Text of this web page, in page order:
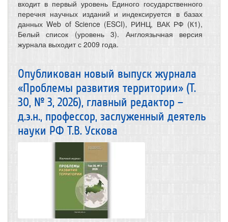
входит в первый уровень Единого государственного
перечня научных изданий и индексируется в базах
данных Web of Science (ESCI), РИНЦ, ВАК РФ (К1),
Белый список (уровень 3). Англоязычная версия
журнала выходит с 2009 года.
Опубликован новый выпуск журнала
«Проблемы развития территории» (Т.
30, № 3, 2026), главный редактор –
д.э.н., профессор, заслуженный деятель
науки РФ Т.В. Ускова